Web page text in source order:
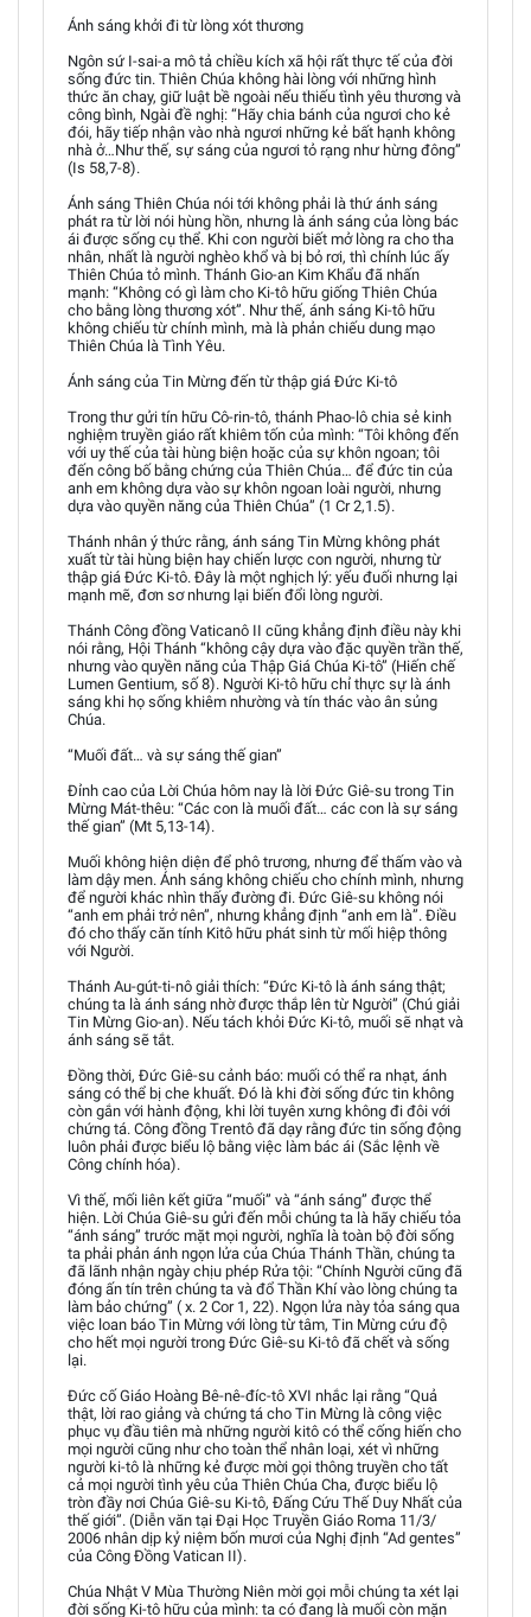
Ánh sáng khởi đi từ lòng xót thương
Ngôn sứ I-sai-a mô tả chiều kích xã hội rất thực tế của đời
sống đức tin. Thiên Chúa không hài lòng với những hình
thức ăn chay, giữ luật bề ngoài nếu thiếu tình yêu thương và
công bình, Ngài đề nghị: “Hãy chia bánh của ngươi cho kẻ
đói, hãy tiếp nhận vào nhà ngươi những kẻ bất hạnh không
nhà ở…Như thế, sự sáng của ngươi tỏ rạng như hừng đông”
(Is 58,7-8).
Ánh sáng Thiên Chúa nói tới không phải là thứ ánh sáng
phát ra từ lời nói hùng hồn, nhưng là ánh sáng của lòng bác
ái được sống cụ thể. Khi con người biết mở lòng ra cho tha
nhân, nhất là người nghèo khổ và bị bỏ rơi, thì chính lúc ấy
Thiên Chúa tỏ mình. Thánh Gio-an Kim Khẩu đã nhấn
mạnh: “Không có gì làm cho Ki-tô hữu giống Thiên Chúa
cho bằng lòng thương xót”. Như thế, ánh sáng Ki-tô hữu
không chiếu từ chính mình, mà là phản chiếu dung mạo
Thiên Chúa là Tình Yêu.
Ánh sáng của Tin Mừng đến từ thập giá Đức Ki-tô
Trong thư gửi tín hữu Cô-rin-tô, thánh Phao-lô chia sẻ kinh
nghiệm truyền giáo rất khiêm tốn của mình: “Tôi không đến
với uy thế của tài hùng biện hoặc của sự khôn ngoan; tôi
đến công bố bằng chứng của Thiên Chúa… để đức tin của
anh em không dựa vào sự khôn ngoan loài người, nhưng
dựa vào quyền năng của Thiên Chúa” (1 Cr 2,1.5).
Thánh nhân ý thức rằng, ánh sáng Tin Mừng không phát
xuất từ tài hùng biện hay chiến lược con người, nhưng từ
thập giá Đức Ki-tô. Đây là một nghịch lý: yếu đuối nhưng lại
mạnh mẽ, đơn sơ nhưng lại biến đổi lòng người.
Thánh Công đồng Vaticanô II cũng khẳng định điều này khi
nói rằng, Hội Thánh “không cậy dựa vào đặc quyền trần thế,
nhưng vào quyền năng của Thập Giá Chúa Ki-tô” (Hiến chế
Lumen Gentium, số 8). Người Ki-tô hữu chỉ thực sự là ánh
sáng khi họ sống khiêm nhường và tín thác vào ân sủng
Chúa.
“Muối đất… và sự sáng thế gian”
Đỉnh cao của Lời Chúa hôm nay là lời Đức Giê-su trong Tin
Mừng Mát-thêu: “Các con là muối đất… các con là sự sáng
thế gian” (Mt 5,13-14).
Muối không hiện diện để phô trương, nhưng để thấm vào và
làm dậy men. Ánh sáng không chiếu cho chính mình, nhưng
để người khác nhìn thấy đường đi. Đức Giê-su không nói
“anh em phải trở nên”, nhưng khẳng định “anh em là”. Điều
đó cho thấy căn tính Kitô hữu phát sinh từ mối hiệp thông
với Người.
Thánh Au-gút-ti-nô giải thích: “Đức Ki-tô là ánh sáng thật;
chúng ta là ánh sáng nhờ được thắp lên từ Người” (Chú giải
Tin Mừng Gio-an). Nếu tách khỏi Đức Ki-tô, muối sẽ nhạt và
ánh sáng sẽ tắt.
Đồng thời, Đức Giê-su cảnh báo: muối có thể ra nhạt, ánh
sáng có thể bị che khuất. Đó là khi đời sống đức tin không
còn gắn với hành động, khi lời tuyên xưng không đi đôi với
chứng tá. Công đồng Trentô đã dạy rằng đức tin sống động
luôn phải được biểu lộ bằng việc làm bác ái (Sắc lệnh về
Công chính hóa).
Vì thế, mối liên kết giữa “muối” và “ánh sáng” được thể
hiện. Lời Chúa Giê-su gửi đến mỗi chúng ta là hãy chiếu tỏa
“ánh sáng” trước mặt mọi người, nghĩa là toàn bộ đời sống
ta phải phản ánh ngọn lửa của Chúa Thánh Thần, chúng ta
đã lãnh nhận ngày chịu phép Rửa tội: “Chính Người cũng đã
đóng ấn tín trên chúng ta và đổ Thần Khí vào lòng chúng ta
làm bảo chứng” ( x. 2 Cor 1, 22). Ngọn lửa này tỏa sáng qua
việc loan báo Tin Mừng với lòng từ tâm, Tin Mừng cứu độ
cho hết mọi người trong Đức Giê-su Ki-tô đã chết và sống
lại.
Đức cố Giáo Hoàng Bê-nê-đíc-tô XVI nhắc lại rằng “Quả
thật, lời rao giảng và chứng tá cho Tin Mừng là công việc
phục vụ đầu tiên mà những người kitô có thể cống hiến cho
mọi người cũng như cho toàn thể nhân loại, xét vì những
người ki-tô là những kẻ được mời gọi thông truyền cho tất
cả mọi người tình yêu của Thiên Chúa Cha, được biểu lộ
tròn đầy nơi Chúa Giê-su Ki-tô, Ðấng Cứu Thế Duy Nhất của
thế giới”. (Diễn văn tại Ðại Học Truyền Giáo Roma 11/3/
2006 nhân dịp kỷ niệm bốn mươi của Nghị định “Ad gentes”
của Công Đồng Vatican II).
Chúa Nhật V Mùa Thường Niên mời gọi mỗi chúng ta xét lại
đời sống Ki-tô hữu của mình: ta có đang là muối còn mặn